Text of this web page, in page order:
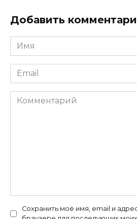
Добавить
Имя
*
Email
*
Комментарий
Сохранить моё имя, email и